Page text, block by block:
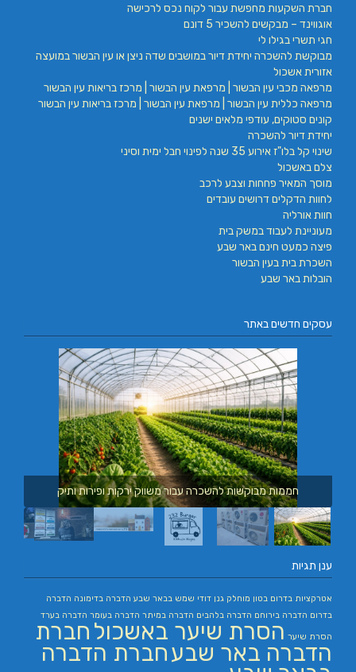
חברת השקעות מחפשת עבור לקוח נכס לרכישה
אוגווינד – מבקשים להשכיר 5 דונם
חגי תשרי בגילו לי
מבוקשת להשכרה יחידת דיור במושבים שדה ניצן או עין הבשור במועצה
אזורית אשכול
מרפאה מכבי עין הבשור | מרפאת עין הבשור | מרכז בריאות עין הבשור
מרפאה כללית עין הבשור | מרפאת עין הבשור | מרכז בריאות עין הבשור
קונים סטוקים, עודפי מלאים ישנים
יחידת דיור להשכרה
שינוי קל בלו"ז אירוע 35 שנה לפינוי חבל ימית וסיני
צלם באשכול
מוסך המאיר פחחות וצבע לרכב
לחוות הדקלים דרושים עובדים
חוות אורליה
מעוניינת לעבוד במשק בית
פיצה כמעט חינם באר שבע
השכרת בית בעין הבשור
הובלות באר שבע
עסקים חדשים באתר
חממות מבוקשות להשכרה עבור משווק ירקות ופירות ותיק
ענן תגיות
אטרקציות בדרום בטון מוחלק גנן דודי שמש בבאר שבע הדברה בדימונה הדברה
בדרום הדברה בירוחם הדברה בלהבים הדברה במיתר הדברה בעומר הדברה בערד
הסרת שיער הסרת שיער באשכול חברת
הדברה באר שבעחברת הדברה